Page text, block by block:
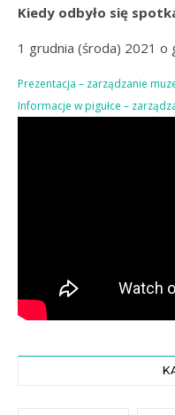
Kiedy odbyło się
1 grudnia (środa) 2021 o
Prezentacja – zarządzanie
Informacje w pigułce –